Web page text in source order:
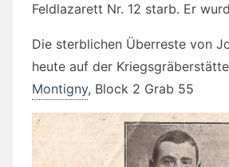
Feldlazarett Nr. 12 starb. Er
Die sterblichen Überreste von
heute auf der
Montigny, Block 2 Grab 55